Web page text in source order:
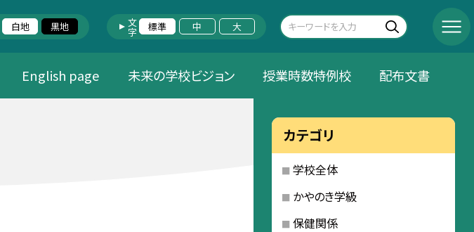
白地 黒地 文字 標準 中 大
English page 未来の学校ビジョン 授業時数特例校 配布文書
カテゴリ
学校全体
かやのき学級
保健関係